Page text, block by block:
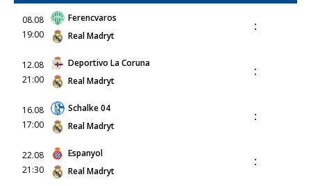
08.08
19:00
Ferencvaros
Real Madryt
:
12.08
21:00
Deportivo La Coruna
Real Madryt
:
16.08
17:00
Schalke 04
Real Madryt
:
22.08
21:30
Espanyol
Real Madryt
: